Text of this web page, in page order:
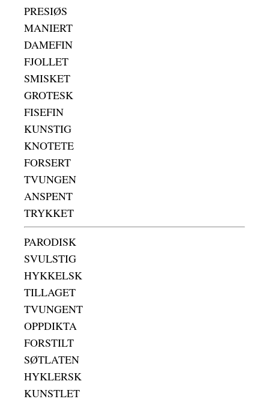
PRESIØS
MANIERT
DAMEFIN
FJOLLET
SMISKET
GROTESK
FISEFIN
KUNSTIG
KNOTETE
FORSERT
TVUNGEN
ANSPENT
TRYKKET
PARODISK
SVULSTIG
HYKKELSK
TILLAGET
TVUNGENT
OPPDIKTA
FORSTILT
SØTLATEN
HYKLERSK
KUNSTLET